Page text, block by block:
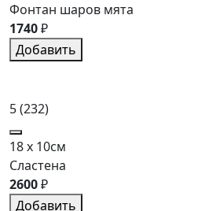
Фонтан шаров мята
1740₽
Добавить
5(232)
18 x 10см
Сластена
2600₽
Добавить